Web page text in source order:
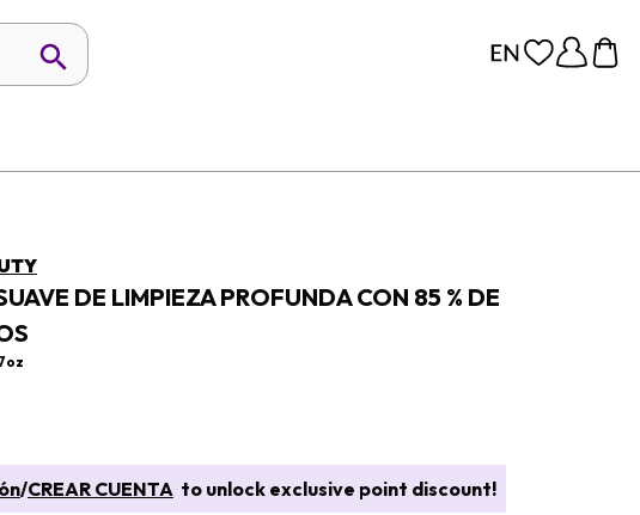
DE LIMPIEZA PROFUNDA CON 85 % DE
/CREAR CUENTA to unlock exclusive point discount!